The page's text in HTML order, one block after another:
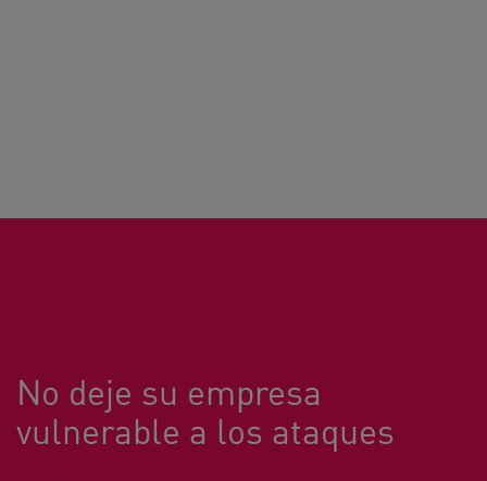
No deje su empresa
vulnerable a los ataques